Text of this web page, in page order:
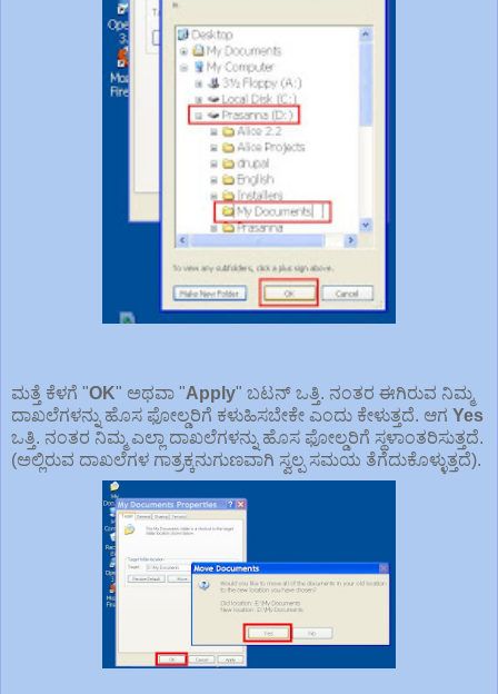
ಮತ್ತೆ ಕೆಳಗೆ "OK" ಅಥವಾ "Apply" ಬಟನ್ ಒತ್ತಿ. ನಂತರ ಈಗಿರುವ ನಿಮ್ಮ
ದಾಖಲೆಗಳನ್ನು ಹೊಸ ಫೋಲ್ಡರಿಗೆ ಕಳುಹಿಸಬೇಕೇ ಎಂದು ಕೇಳುತ್ತದೆ. ಆಗ Yes
ಒತ್ತಿ. ನಂತರ ನಿಮ್ಮ ಎಲ್ಲಾ ದಾಖಲೆಗಳನ್ನು ಹೊಸ ಫೋಲ್ಡರಿಗೆ ಸ್ಥಳಾಂತರಿಸುತ್ತದೆ.
(ಅಲ್ಲಿರುವ ದಾಖಲೆಗಳ ಗಾತ್ರಕ್ಕನುಗುಣವಾಗಿ ಸ್ವಲ್ಪ ಸಮಯ ತೆಗೆದುಕೊಳ್ಳುತ್ತದೆ).